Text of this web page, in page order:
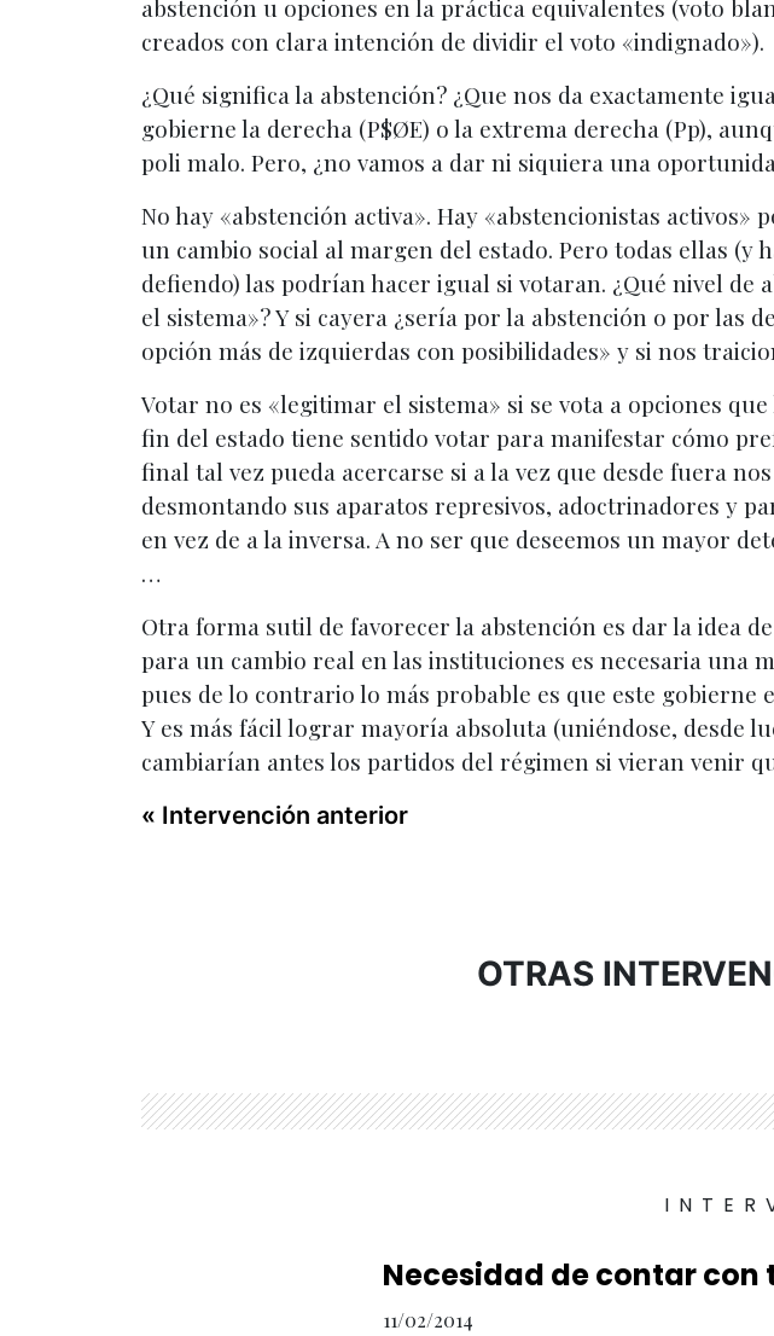
abstención u opciones en la práctica equivalentes (voto
creados con clara intención de dividir el voto «indignado»).
¿Qué significa la abstención? ¿Que nos da exactamente
gobierne la derecha (P$ØE) o la extrema derecha (Pp),
poli malo. Pero, ¿no vamos a dar ni siquiera una
No hay «abstención activa». Hay «abstencionistas
un cambio social al margen del estado. Pero todas ellas
defiendo) las podrían hacer igual si votaran. ¿Qué nivel de
el sistema»? Y si cayera ¿sería por la abstención o por las
opción más de izquierdas con posibilidades» y si nos
Votar no es «legitimar el sistema» si se vota a opciones
fin del estado tiene sentido votar para manifestar cómo
final tal vez pueda acercarse si a la vez que desde fuera
desmontando sus aparatos represivos, adoctrinadores y
en vez de a la inversa. A no ser que deseemos un mayor
…
Otra forma sutil de favorecer la abstención es dar la idea
para un cambio real en las instituciones es necesaria una
pues de lo contrario lo más probable es que este gobierne
Y es más fácil lograr mayoría absoluta (uniéndose, desde
cambiarían antes los partidos del régimen si vieran venir
« Intervención anterior
OTRAS
Necesidad de contar con
11/02/2014